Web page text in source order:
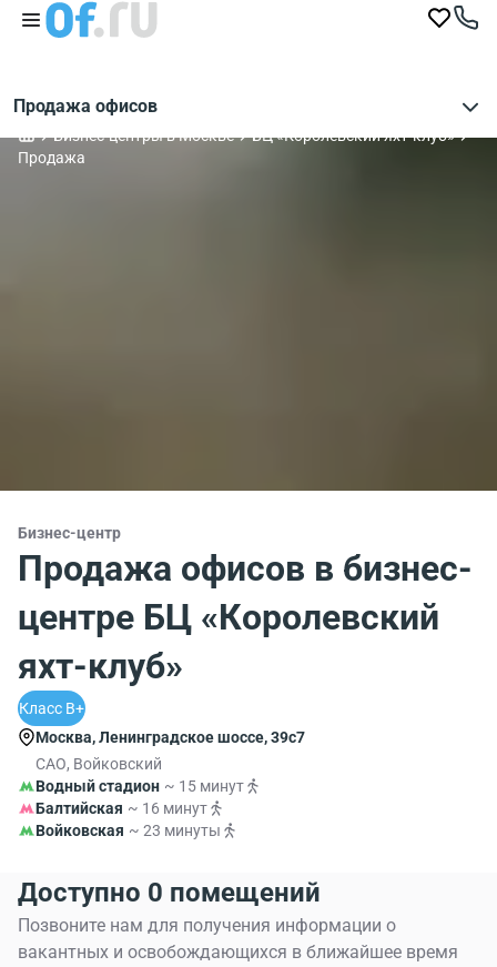
Продажа офисов
Бизнес-центры в Москве
БЦ «Королевский яхт-клуб»
Продажа
Бизнес-центр
Продажа офисов в бизнес-
центре БЦ «Королевский
яхт-клуб»
Класс B+
Москва, Ленинградское шоссе, 39с7
САО, Войковский
Водный стадион ~ 15 минут
Балтийская ~ 16 минут
Войковская ~ 23 минуты
Доступно 0 помещений
Позвоните нам для получения информации о
вакантных и освобождающихся в ближайшее время